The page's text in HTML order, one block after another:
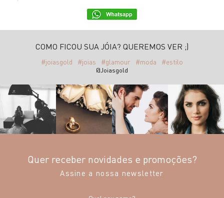
COMO FICOU SUA JÓIA? QUEREMOS VER ;)
#joiasgold #joias #glamour #moda #estilo
@Joiasgold
Quer receber novidades e promoções?
Assine a nossa newsletter